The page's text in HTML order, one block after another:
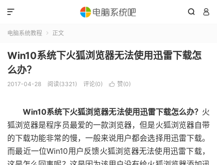
 

电脑系统教程  正文
Win10系统下火狐浏览器无法使用迅雷下载怎
么办？
2017-04-28 阅读(3321) 评论(0)  赞(0)
Win10系统下火狐浏览器无法使用迅雷下载怎么办？ 火
狐浏览器是程序员最爱的一款浏览器，但是火狐浏览器自带
的下载功能非常的慢，一般来说用户都会选择用迅雷下载。
而最近一位Win10用户反馈火狐浏览器无法使用迅雷下载，